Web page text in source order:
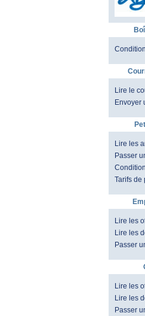
Lire le
Envoyer
Lire les
Passer
Tarifs de
Lire les
Lire les
Passer
Lire les
Lire les
Passer